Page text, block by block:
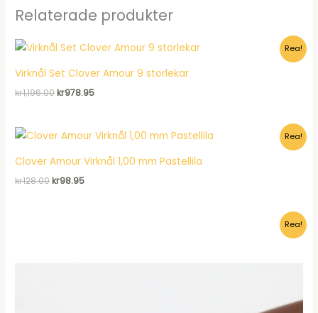
Relaterade produkter
Rea!
Virknål Set Clover Amour 9 storlekar
kr1,196.00Det
kr1,196.00.
kr978.95Det
kr978.95.
Rea!
Clover Amour Virknål 1,00 mm Pastellila
kr128.00Det
kr98.95Det
Rea!